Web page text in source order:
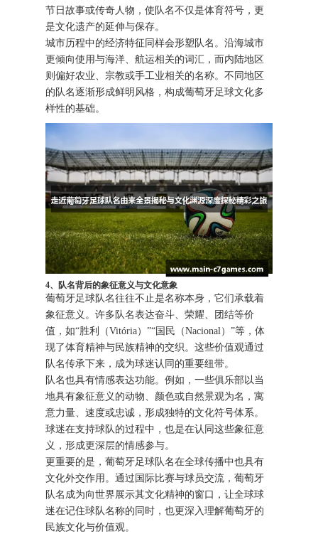
节日故事或传奇人物，使队名不仅是体育符号，更
是文化遗产的延伸与保存。
城市历程中的经济特征同样会形塑队名。沿海城市
更倾向使用与海洋、航运相关的词汇，而内陆地区
则偏好农业、宗教或手工业相关的名称。不同地区
的队名逐渐形成鲜明风格，构成葡萄牙足球文化多
样性的基础。
4、队名背后的象征意义与文化意象
葡萄牙足球队名往往不止是名称本身，它们承载着
象征意义。许多队名表达奋斗、荣耀、团结等价
值，如“胜利（Vitória）”“国民（Nacional）”等，体
现了体育精神与民族精神的交织。这些价值观通过
队名传承下来，成为球迷认同的重要纽带。
队名也具有情感表达功能。例如，一些俱乐部以当
地具有象征意义的动物、颜色或自然景观为名，寓
意力量、速度或忠诚，形成独特的文化符号体系。
球迷在支持球队的过程中，也是在认同这些象征意
义，形成更深层的情感参与。
更重要的是，葡萄牙足球队名在全球传播中也具有
文化外交作用。通过国际比赛与球员交流，葡萄牙
队名成为向世界展示其文化精神的窗口，让全球球
迷在记住球队名称的同时，也更深入理解葡萄牙的
民族文化与价值观。